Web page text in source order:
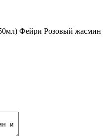
Фейри Розовый жасмин